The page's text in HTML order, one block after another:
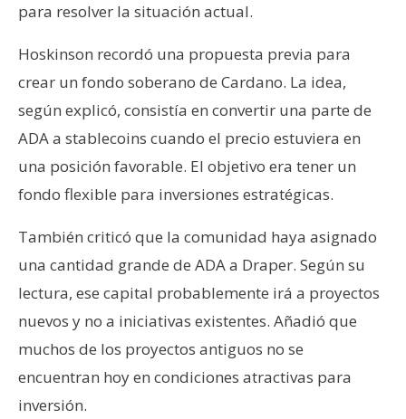
para resolver la situación actual.
Hoskinson recordó una propuesta previa para
crear un fondo soberano de Cardano. La idea,
según explicó, consistía en convertir una parte de
ADA a stablecoins cuando el precio estuviera en
una posición favorable. El objetivo era tener un
fondo flexible para inversiones estratégicas.
También criticó que la comunidad haya asignado
una cantidad grande de ADA a Draper. Según su
lectura, ese capital probablemente irá a proyectos
nuevos y no a iniciativas existentes. Añadió que
muchos de los proyectos antiguos no se
encuentran hoy en condiciones atractivas para
inversión.